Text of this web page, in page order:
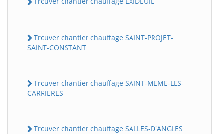
Trouver chantier chauffage SAINT-PROJET-
SAINT-CONSTANT
Trouver chantier chauffage SAINT-MEME-LES-
CARRIERES
Trouver chantier chauffage SALLES-D'ANGLES